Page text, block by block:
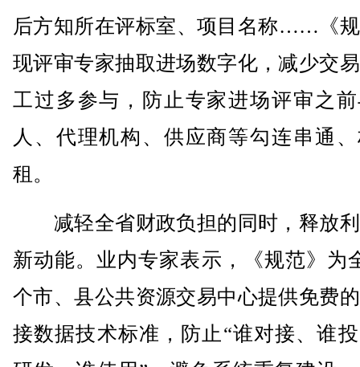
后方知所在评标室、项目名称……《
现评审专家抽取进场数字化，减少交
工过多参与，防止专家进场评审之
人、代理机构、供应商等勾连串通
租。
减轻全省财政负担的同时，释放
新动能。业内专家表示，《规范》为
个市、县公共资源交易中心提供免费
接数据技术标准，防止“谁对接、谁